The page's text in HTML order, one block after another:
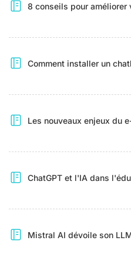
8 conseils pour
Comment installer un
Les nouveaux enjeux du
ChatGPT et l'IA dans
Mistral AI dévoile son